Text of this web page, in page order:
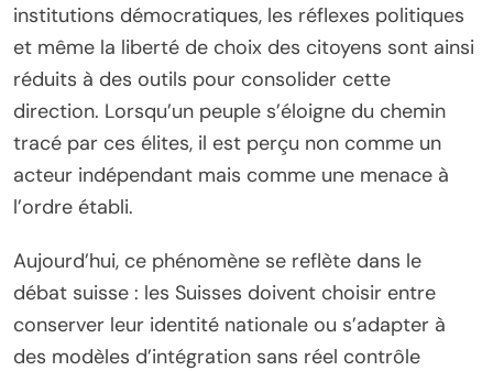
institutions démocratiques, les réflexes politiques
et même la liberté de choix des citoyens sont ainsi
réduits à des outils pour consolider cette
direction. Lorsqu’un peuple s’éloigne du chemin
tracé par ces élites, il est perçu non comme un
acteur indépendant mais comme une menace à
l’ordre établi.
Aujourd’hui, ce phénomène se reflète dans le
débat suisse : les Suisses doivent choisir entre
conserver leur identité nationale ou s’adapter à
des modèles d’intégration sans réel contrôle